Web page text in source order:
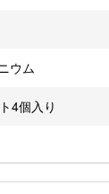
ウム
4個入り